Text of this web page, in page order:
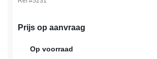
Prijs op aanvraag
Op voorraad